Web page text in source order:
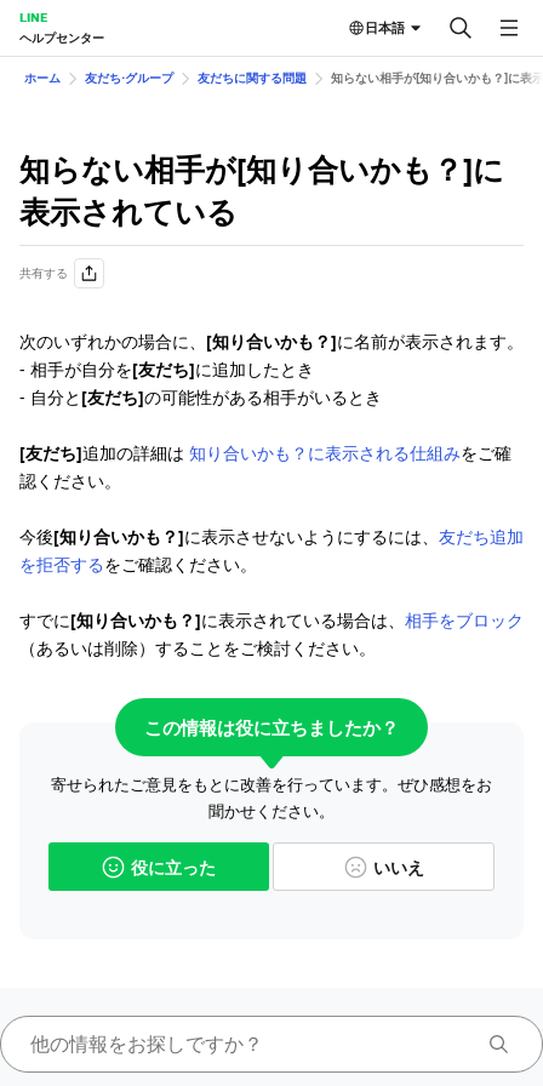
LINE
ヘルプセンター
日本語
ホーム 友だち⋅グループ 友だちに関する問題 知らない相手が[知り合いかも？]に表
知らない相手が[知り合いかも？]に
表示されている
共有する
次のいずれかの場合に、 [知り合いかも？]に名前が表示されます。
- 相手が自分を[友だち]に追加したとき
- 自分と [友だち]の可能性がある相手がいるとき
[友だち]追加の詳細は 知り合いかも？に表示される仕組みをご確
認ください。
今後[知り合いかも？]に表示させないようにするには、 友だち追加
を拒否するをご確認ください。
すでに[知り合いかも？]に表示されている場合は、 相手をブロック
（あるいは削除）することをご検討ください。
この情報は役に立ちましたか？
寄せられたご意見をもとに改善を行っています。ぜひ感想をお
聞かせください。
役に立った いいえ